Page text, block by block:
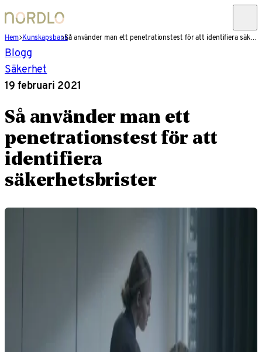
Hem Kunskapsbank Så använder man ett penetrationstest för att identifiera säkerhetsbrister
Blogg
Säkerhet
19 februari 2021
Så använder man ett
penetrationstest för att
identifiera
säkerhetsbrister